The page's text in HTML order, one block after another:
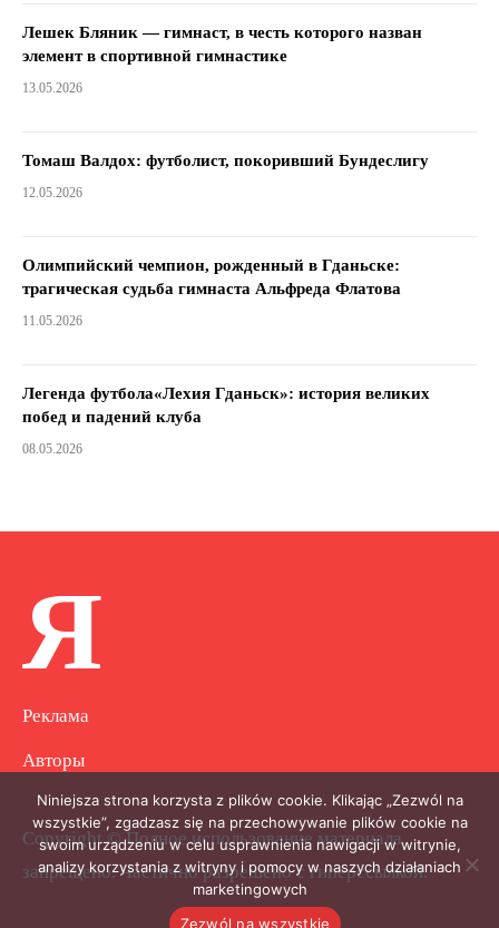
Лешек Бляник — гимнаст, в честь которого назван
элемент в спортивной гимнастике
13.05.2026
Томаш Валдох: футболист, покоривший Бундеслигу
12.05.2026
Олимпийский чемпион, рожденный в Гданьске:
трагическая судьба гимнаста Альфреда Флатова
11.05.2026
Легенда футбола«Лехия Гданьск»: история великих
побед и падений клуба
08.05.2026
Я
Реклама
Авторы
Copyright © Полное использование материала
запрещено. Частично разрешено с гиперссылкой.
Niniejsza strona korzysta z plików cookie. Klikając „Zezwól na
wszystkie”, zgadzasz się na przechowywanie plików cookie na
swoim urządzeniu w celu usprawnienia nawigacji w witrynie,
analizy korzystania z witryny i pomocy w naszych działaniach
marketingowych
Zezwól na wszystkie